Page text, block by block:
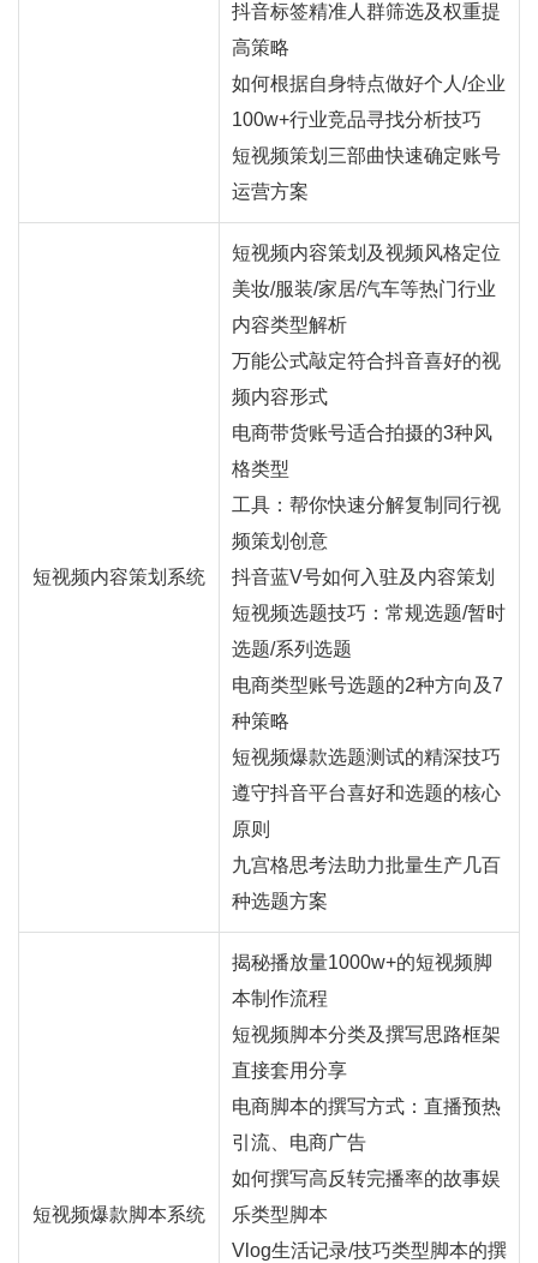
抖音标签精准人群筛选及权重提
高策略
如何根据自身特点做好个人/企业
100w+行业竞品寻找分析技巧
短视频策划三部曲快速确定账号
运营方案
短视频内容策划系统
短视频内容策划及视频风格定位
美妆/服装/家居/汽车等热门行业
内容类型解析
万能公式敲定符合抖音喜好的视
频内容形式
电商带货账号适合拍摄的3种风
格类型
工具：帮你快速分解复制同行视
频策划创意
抖音蓝V号如何入驻及内容策划
短视频选题技巧：常规选题/暂时
选题/系列选题
电商类型账号选题的2种方向及7
种策略
短视频爆款选题测试的精深技巧
遵守抖音平台喜好和选题的核心
原则
九宫格思考法助力批量生产几百
种选题方案
短视频爆款脚本系统
揭秘播放量1000w+的短视频脚
本制作流程
短视频脚本分类及撰写思路框架
直接套用分享
电商脚本的撰写方式： 直播预热
引流、电商广告
如何撰写高反转完播率的故事娱
乐类型脚本
Vlog生活记录/技巧类型脚本的撰